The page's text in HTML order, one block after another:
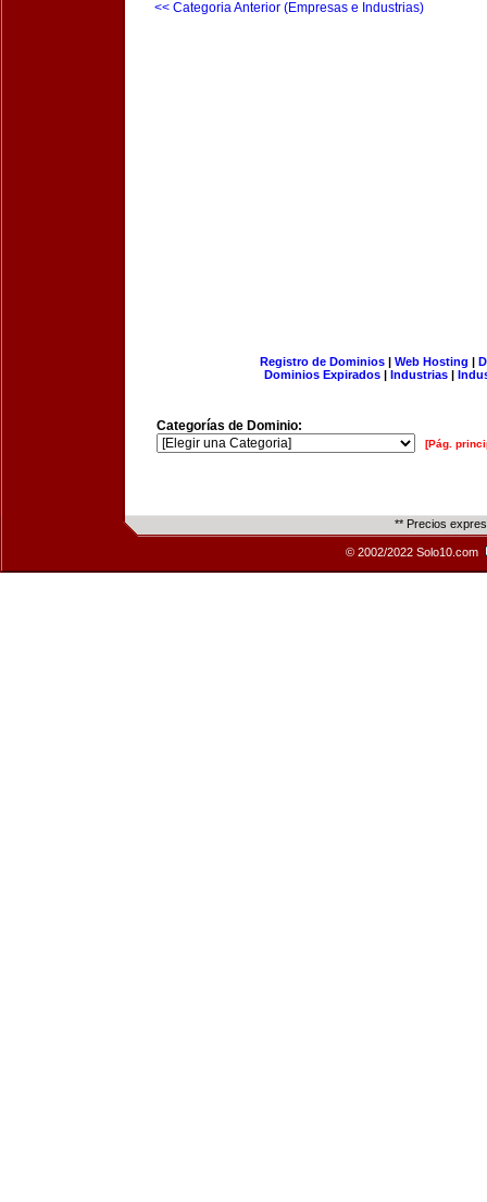
<< Categoria Anterior (Empresas e Industrias)
Registro de Dominios| Web Hosting |
Dominios Expirados | Industrias |
Categorías de Dominio:
[Pág.
** Precios
© 2002/2022 Solo10.com